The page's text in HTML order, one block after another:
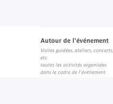
Autour de l'événement
Visites guidées, ateliers, concerts,
etc.
toutes les activités organisées
dans le cadre de l'événement